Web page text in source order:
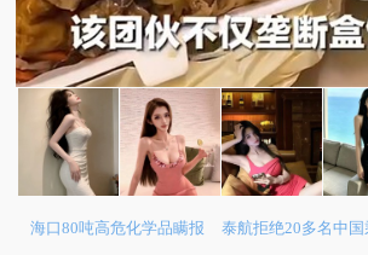
海口80吨高危化学品瞒报 泰航拒绝20多名中